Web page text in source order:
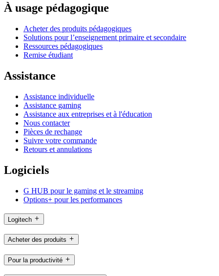
À usage pédagogique
Acheter des produits pédagogiques
Solutions pour l’enseignement primaire et secondaire
Ressources pédagogiques
Remise étudiant
Assistance
Assistance individuelle
Assistance gaming
Assistance aux entreprises et à l'éducation
Nous contacter
Pièces de rechange
Suivre votre commande
Retours et annulations
Logiciels
G HUB pour le gaming et le streaming
Options+ pour les performances
Logitech
Acheter des produits
Pour la productivité